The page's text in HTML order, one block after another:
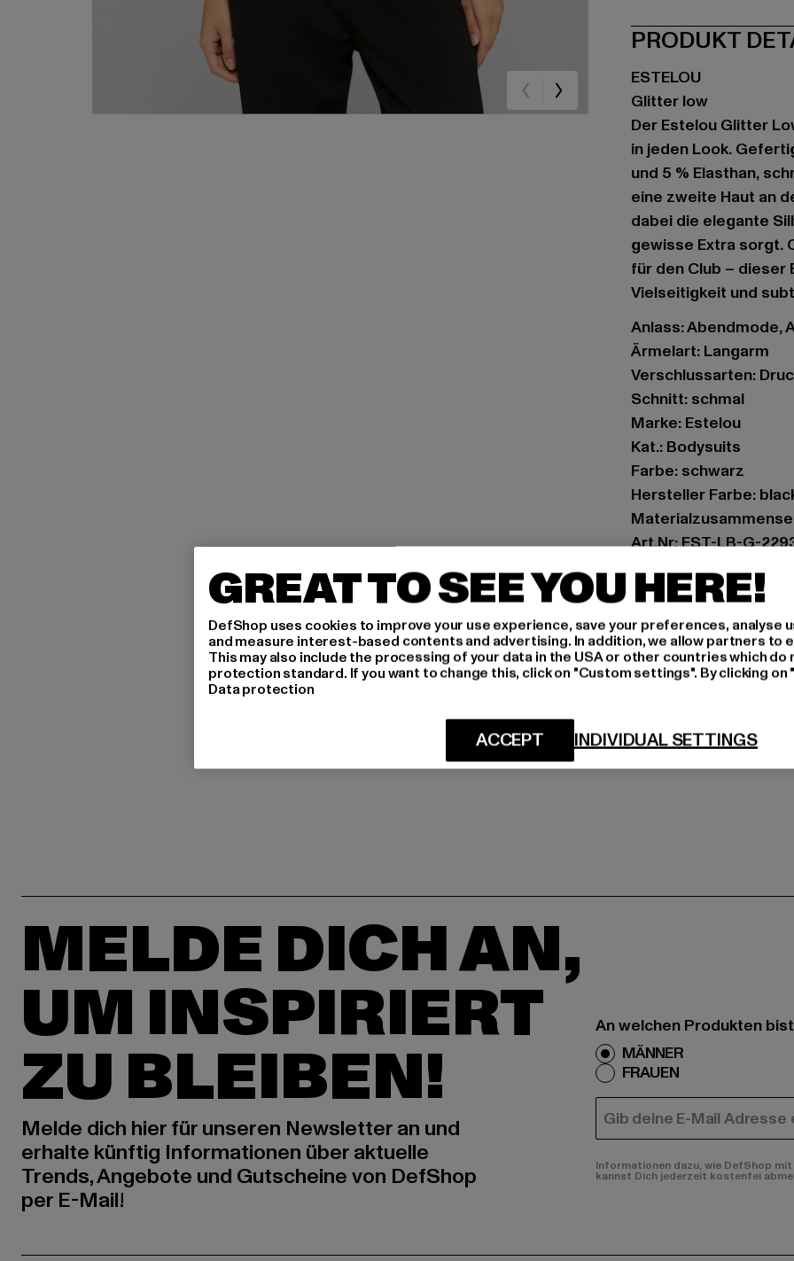
PRODUKT
ESTELOU
Glitter low
Der Estelou Glitter
in jeden Look.
und 5 % Elasthan,
eine zweite Haut an
dabei die elegante
gewisse Extra sorgt.
für den Club –
Vielseitigkeit und
Anlass: Abendmode,
Ärmelart: Langarm
Verschlussarten:
Schnitt: schmal
Marke: Estelou
Kat.: Bodysuits
Farbe: schwarz
Hersteller Farbe:
Art.Nr: EST-LB-G-
Hersteller: TB
Dr.-Robert-Murjahn-
GRÖSSE
LIEFERUNG &
MELDE DICH AN,
UM INSPIRIERT
ZU BLEIBEN!
Melde dich hier für unseren Newsletter an und
erhalte künftig Informationen über aktuelle
Trends, Angebote und Gutscheine von DefShop
per E-Mail!
An welchen Produkten
MÄNNER
FRAUEN
E-MAIL
Informationen dazu, wie DefShop
kannst Dich jederzeit kostenfei
GREAT TO SEE YOU HERE!
DefShop uses cookies to improve your use experience, save your preferences, analyse
and measure interest-based contents and advertising. In addition, we allow partners to
This may also include the processing of your data in the USA or other countries which do
protection standard. If you want to change this, click on "Custom settings". By clicking
Data protection
INDIVIDUAL SETTINGS
ACCEPT